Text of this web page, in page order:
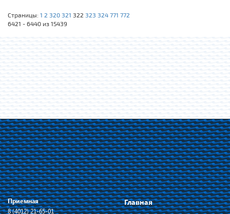
Страницы: 1 2 320 321 322 323 324 771 772
6421 - 6440 из 15439
Приемная
8 (4012) 21-65-01
Главная